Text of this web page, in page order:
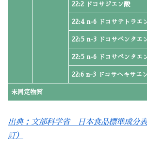
22:2 ドコサジエン酸
22:4 n-6 ドコサテトラエ
22:5 n-3 ドコサペンタエ
22:5 n-6 ドコサペンタエ
22:6 n-3 ドコサヘキサエ
未同定物質
出典：文部科学省 日本食品標準成分
訂）